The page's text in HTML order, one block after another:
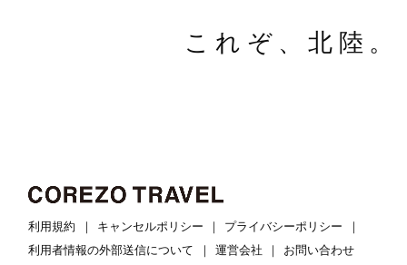
これぞ、北陸。
利用規約 キャンセルポリシー
プライバシーポリシー
利用者情報の外部送信について
運営会社 お問い合わせ